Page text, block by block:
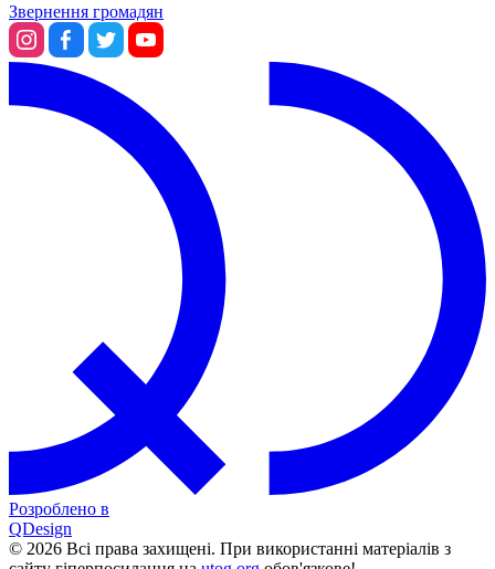
Звернення громадян
Розроблено в
QDesign
© 2026 Всі права захищені. При використанні матеріалів з